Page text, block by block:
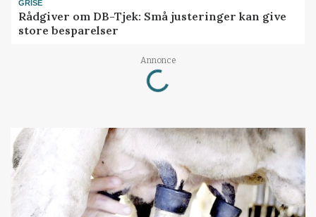
GRISE
Rådgiver om DB-Tjek: Små justeringer kan give
store besparelser
Annonce
Loading...